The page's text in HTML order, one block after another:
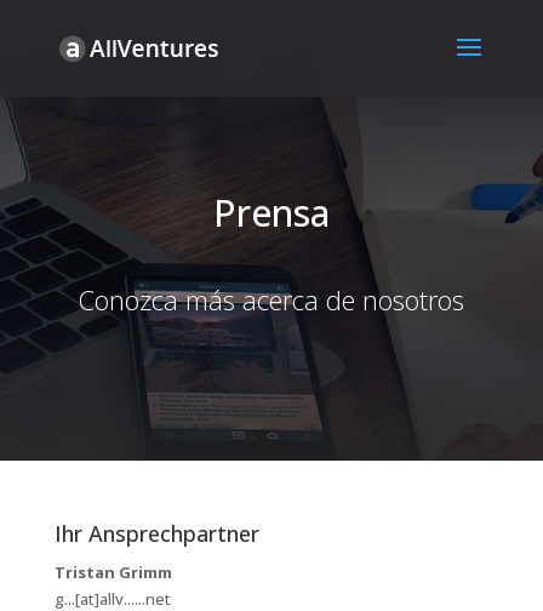
Prensa
Conozca más acerca de nosotros
Ihr Ansprech­partner
Tristan Grimm
g...[at]allv......net